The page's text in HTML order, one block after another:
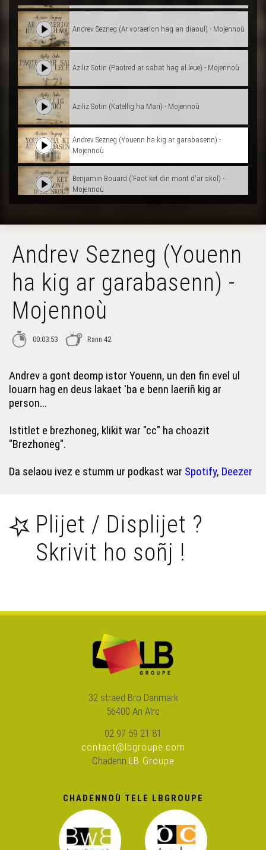
Andrev Sezneg (Ar voraerion hag an diaoul) - Mojennoù
Aziliz Sotin (Paotred ar sabat hag al leue) - Mojennoù
Aziliz Sotin (Katellig ha Mari) - Mojennoù
Andrev Sezneg (Youenn ha kig ar garabasenn) -
Mojennoù
Benjamin Bouard ('Faot ket din mont d'ar skol) -
Mojennoù
Andrev Sezneg (Youenn
ha kig ar garabasenn) -
Mojennoù
00:03:53 Rann 42
Andrev a gont deomp istor Youenn, un den fin evel ul
louarn hag en deus lakaet 'ba e benn laeriñ kig ar
person...
Istitlet e brezhoneg, klikit war "cc" ha choazit
"Brezhoneg".
Da selaou ivez e stumm ur podkast war Spotify, Deezer
Plijet / Displijet ?
Skrivit ho soñj !
32 straed Bro Danmark
56400 An Alre
02 97 59 21 81
contact@lbgroupe.com
Chadenn LB Groupe
CHADENNOÙ TELE LBGROUPE